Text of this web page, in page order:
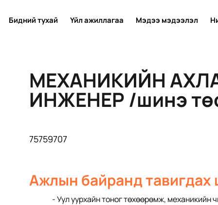
Бидний тухай Үйл ажиллагаа Мэдээ мэдээлэл
МЕХАНИКИЙН
ИНЖЕНЕР /шинэ
75759707
Ажлын байранд тавигдах
- Уул уурхайн тоног төхөөрөмж, механикийн